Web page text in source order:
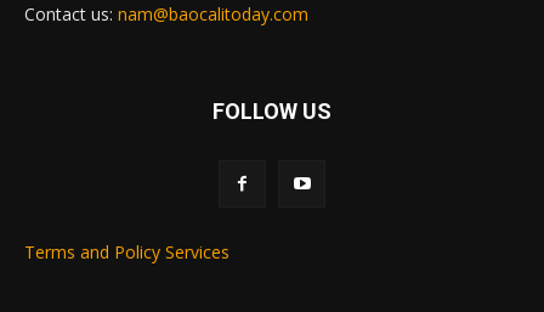
Contact us: nam@baocalitoday.com
FOLLOW US
Terms and Policy Services